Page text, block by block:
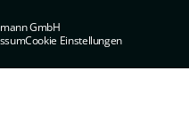
GmbH
Cookie Einstellungen